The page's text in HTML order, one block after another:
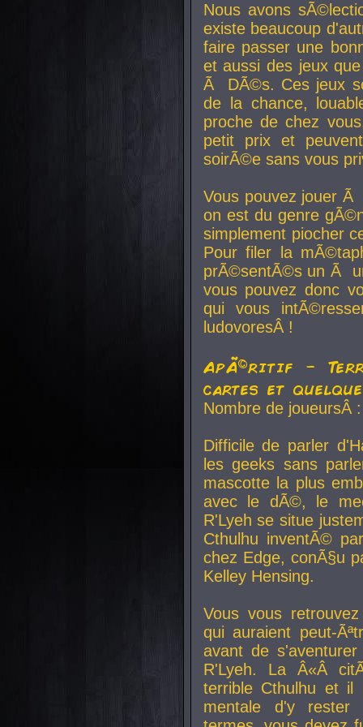
Nous avons
existe beaucoup
faire passer une
et aussi des jeux
Ã DÃ©s. Ces jeux
de la chance,
proche de chez
petit prix et
soirÃ©e sans vous
Vous pouvez jouer
on est du genre
simplement piocher
Pour filer la
prÃ©sentÃ©s un Ã
vous pouvez donc
qui vous
ludovoresÂ !
ApÃ©ritif -
cartes et
Nombre de
Difficile de parler
les geeks sans
mascotte la plus
avec le dÃ©, le
R'Lyeh se situe
Cthulhu inventÃ©
chez Edge, conÃ§u
Kelley Hensing.
Vous vous
qui auraient peut-
avant de
R'Lyeh. La Â«Â
terrible Cthulhu et
mentale d'y rester